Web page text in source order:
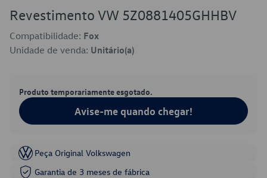
Revestimento VW 5Z0881405GHHBV
Compatibilidade: Fox
Unidade de venda: Unitário(a)
Produto temporariamente esgotado.
Avise-me quando chegar!
Peça Original Volkswagen
Garantia de 3 meses de fábrica